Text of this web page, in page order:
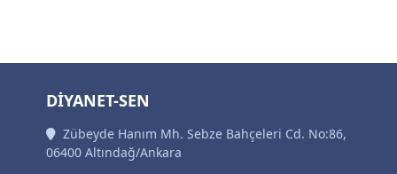
DİYANET-SEN
Zübeyde Hanım Mh. Sebze Bahçeleri Cd. No:86,
06400 Altındağ/Ankara